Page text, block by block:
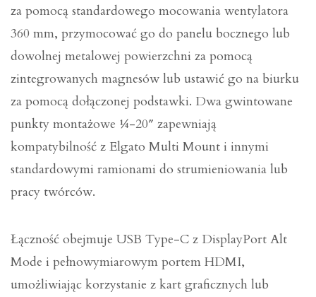
za pomocą standardowego mocowania wentylatora
360 mm, przymocować go do panelu bocznego lub
dowolnej metalowej powierzchni za pomocą
zintegrowanych magnesów lub ustawić go na biurku
za pomocą dołączonej podstawki. Dwa gwintowane
punkty montażowe ¼-20″ zapewniają
kompatybilność z Elgato Multi Mount i innymi
standardowymi ramionami do strumieniowania lub
pracy twórców.
Łączność obejmuje USB Type-C z DisplayPort Alt
Mode i pełnowymiarowym portem HDMI,
umożliwiając korzystanie z kart graficznych lub